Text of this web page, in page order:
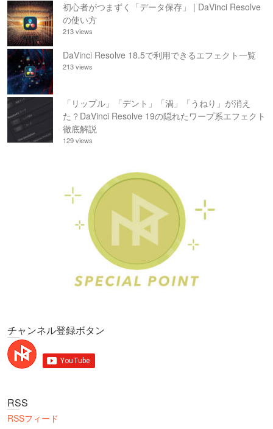
初心者がつまずく「データ保存」 | DaVinci Resolve
の使い方
213 views
DaVinci Resolve 18.5で利用できるエフェクト一覧
213 views
「リップル」「デント」「渦」「うねり」が消え
た？DaVinci Resolve 19の隠れたワープ系エフェクト
徹底解説
129 views
チャンネル登録ボタン
RSS
RSSフィード